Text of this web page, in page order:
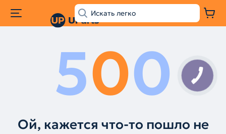
500
Ой, кажется что-то пошло не
КНОПКА
ЗВ'ЯЗКУ